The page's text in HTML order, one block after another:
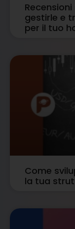
gestirle e
per il tuo
Come
la tua